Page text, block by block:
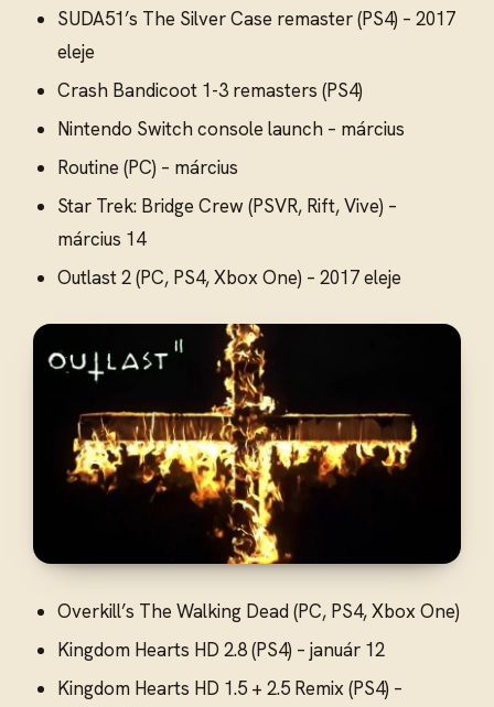
SUDA51’s The Silver Case remaster (PS4) – 2017
eleje
Crash Bandicoot 1-3 remasters (PS4)
Nintendo Switch console launch – március
Routine (PC) – március
Star Trek: Bridge Crew (PSVR, Rift, Vive) –
március 14
Outlast 2 (PC, PS4, Xbox One) – 2017 eleje
Overkill’s The Walking Dead (PC, PS4, Xbox One)
Kingdom Hearts HD 2.8 (PS4) – január 12
Kingdom Hearts HD 1.5 + 2.5 Remix (PS4) –